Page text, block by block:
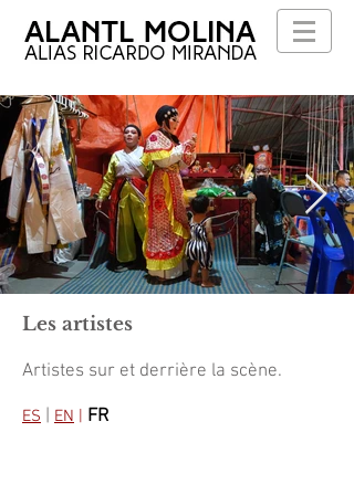
Les artistes
Artistes sur et derrière la scène.
ES | EN FR